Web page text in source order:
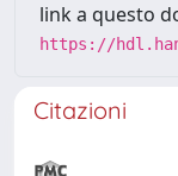
link a questo
https://
Citazioni